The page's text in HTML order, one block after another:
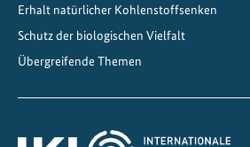
e
Erhalt natürlicher Kohlenstoffsenken
Schutz der biologischen Vielfalt
Übergreifende Themen